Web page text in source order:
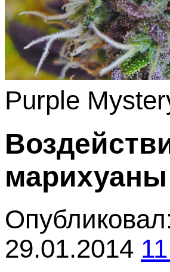
Purple
марихуаны
29.01.2014